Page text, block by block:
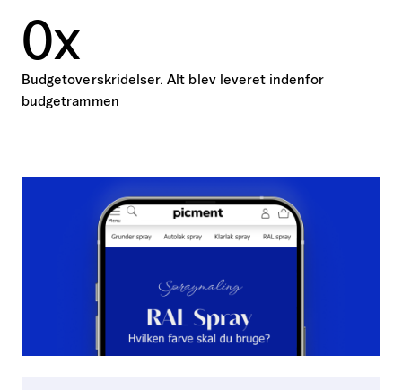
0x
Budgetoverskridelser. Alt blev leveret indenfor
budgetrammen